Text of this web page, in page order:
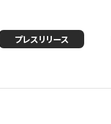
プレスリリース